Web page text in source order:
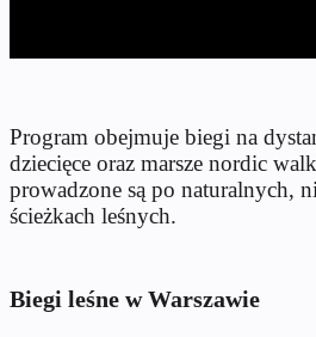
Program obejmuje biegi na
dziecięce oraz marsze nordic
prowadzone są po naturalnych,
ścieżkach leśnych.
Biegi leśne w Warszawie